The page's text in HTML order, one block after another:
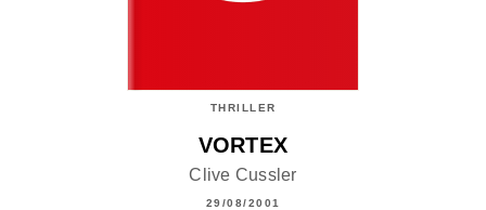
THRILLER
VORTEX
Clive Cussler
29/08/2001